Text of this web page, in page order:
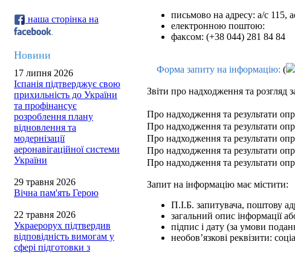
наша сторінка на
Новини
17 липня 2026
Іспанія підтверджує свою
прихильність до України
та профінансує
розроблення плану
відновлення та
модернізації
аеронавігаційної системи
України
29 травня 2026
Вічна пам'ять Герою
22 травня 2026
Украерорух підтвердив
відповідність вимогам у
сфері підготовки з
письмово на адресу: а/с 115,
електронною поштою:
факсом: (+38 044) 281 84 84
Форма запиту на інформацію: (
Звіти про надходження та розгляд
Про надходження та результати
Про надходження та результати
Про надходження та результати
Про надходження та результати
Про надходження та результати
Запит на інформацію має містити:
П.І.Б. запитувача, поштову
загальний опис інформації
підпис і дату (за умови
необов’язкові реквізити: